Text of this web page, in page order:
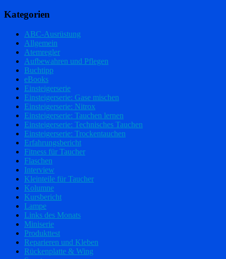
Kategorien
ABC-Ausrüstung
Allgemein
Atemregler
Aufbewahren und Pflegen
Buchtipp
eBooks
Einsteigerserie
Einsteigerserie: Gase mischen
Einsteigerserie: Nitrox
Einsteigerserie: Tauchen lernen
Einsteigerserie: Technisches Tauchen
Einsteigerserie: Trockentauchen
Erfahrungsbericht
Fitness für Taucher
Flaschen
Interview
Kleinteile für Taucher
Kolumne
Kursbericht
Lampe
Links des Monats
Miniserie
Produkttest
Reparieren und Kleben
Rückenplatte & Wing